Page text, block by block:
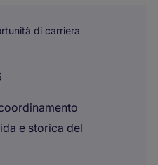
di carriera
e storica del